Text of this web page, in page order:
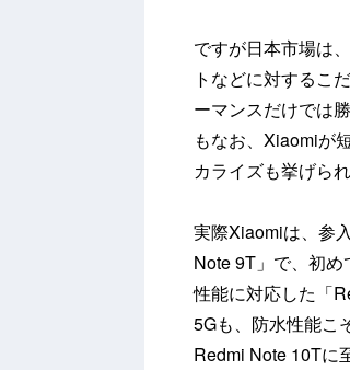
ですが日本市場は
トなどに対するこ
ーマンスだけでは
もなお、Xiaomiが
カライズも挙げら
実際Xiaomiは、参
Note 9T」で、初
性能に対応した「
5Gも、防水性能こ
Redmi Note 10Tに